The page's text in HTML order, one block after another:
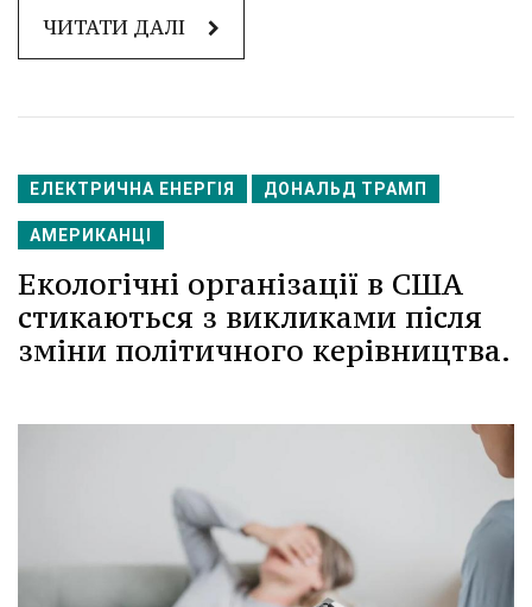
ЧИТАТИ ДАЛІ
ЕЛЕКТРИЧНА ЕНЕРГІЯ ДОНАЛЬД ТРАМП
АМЕРИКАНЦІ
Екологічні організації в США
стикаються з викликами після
зміни політичного керівництва.